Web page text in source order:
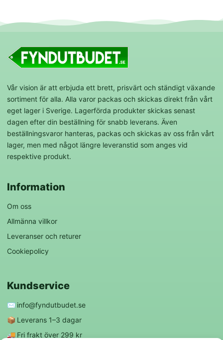
Vår vision är att erbjuda ett brett, prisvärt och ständigt växande
sortiment för alla. Alla varor packas och skickas direkt från vårt
eget lager i Sverige. Lagerförda produkter skickas senast
dagen efter din beställning för snabb leverans. Även
beställningsvaror hanteras, packas och skickas av oss från vårt
lager, men med något längre leveranstid som anges vid
respektive produkt.
Information
Om oss
Allmänna villkor
Leveranser och returer
Cookiepolicy
Kundservice
✉️ info@fyndutbudet.se
📦 Leverans 1–3 dagar
🚚 Fri frakt över 299 kr